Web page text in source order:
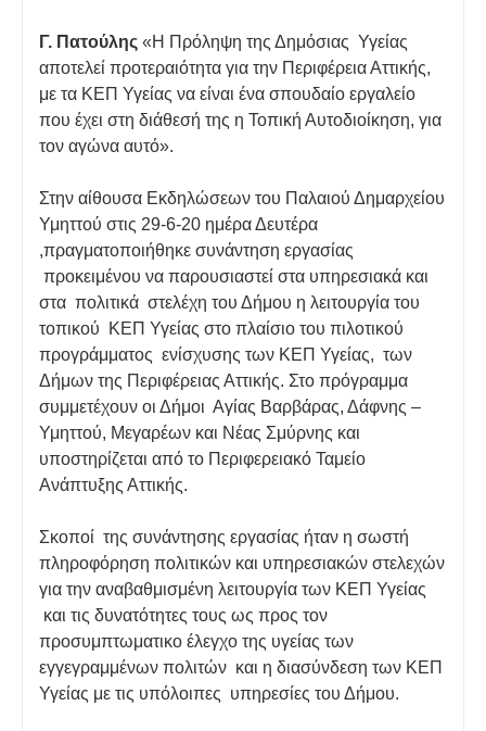
Γ. Πατούλης «Η Πρόληψη της Δημόσιας Υγείας
αποτελεί προτεραιότητα για την Περιφέρεια Αττικής,
με τα ΚΕΠ Υγείας να είναι ένα σπουδαίο εργαλείο
που έχει στη διάθεσή της η Τοπική Αυτοδιοίκηση, για
τον αγώνα αυτό».
Στην αίθουσα Εκδηλώσεων του Παλαιού Δημαρχείου
Υμηττού στις 29-6-20 ημέρα Δευτέρα
,πραγματοποιήθηκε συνάντηση εργασίας
προκειμένου να παρουσιαστεί στα υπηρεσιακά και
στα πολιτικά στελέχη του Δήμου η λειτουργία του
τοπικού ΚΕΠ Υγείας στο πλαίσιο του πιλοτικού
προγράμματος ενίσχυσης των ΚΕΠ Υγείας, των
Δήμων της Περιφέρειας Αττικής. Στο πρόγραμμα
συμμετέχουν οι Δήμοι Αγίας Βαρβάρας, Δάφνης –
Υμηττού, Μεγαρέων και Νέας Σμύρνης και
υποστηρίζεται από το Περιφερειακό Ταμείο
Ανάπτυξης Αττικής.
Σκοποί της συνάντησης εργασίας ήταν η σωστή
πληροφόρηση πολιτικών και υπηρεσιακών στελεχών
για την αναβαθμισμένη λειτουργία των ΚΕΠ Υγείας
και τις δυνατότητες τους ως προς τον
προσυμπτωματικο έλεγχο της υγείας των
εγγεγραμμένων πολιτών και η διασύνδεση των ΚΕΠ
Υγείας με τις υπόλοιπες υπηρεσίες του Δήμου.